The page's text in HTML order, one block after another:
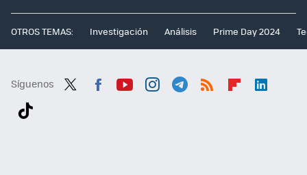
OTROS TEMAS: Investigación Análisis Prime Day 2024
Síguenos